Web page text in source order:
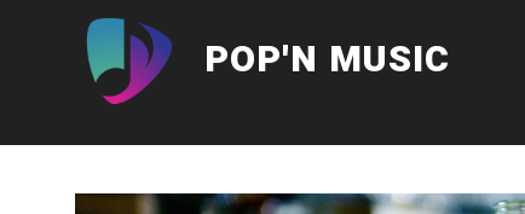
POP'N MUSIC